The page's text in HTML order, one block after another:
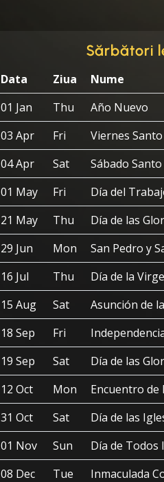
Sărbători
Data Ziua Nume
01 Jan
Thu
Año Nuevo
03 Apr
Fri
Viernes Santo
04 Apr
Sat
Sábado Santo
01 May
Fri
Día del
21 May
Thu
Día de las
29 Jun
Mon
San Pedro y
16 Jul
Thu
Día de la
15 Aug
Sat
Asunción de
18 Sep
Fri
19 Sep
Sat
Día de las
12 Oct
Mon
Encuentro de
31 Oct
Sat
Día de las
01 Nov
Sun
Día de Todos
08 Dec
Tue
Inmaculada